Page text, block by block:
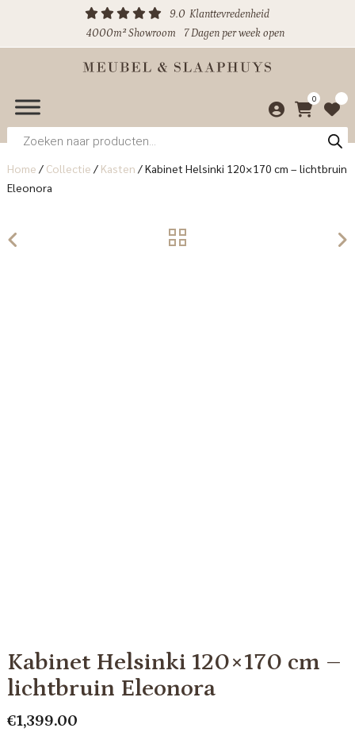
9.0 Klanttevredenheid
4000m² Showroom
7 Dagen per week open
0
Producten
zoeken
Home / Collectie / Kasten /Kabinet Helsinki 120×170 cm – lichtbruin
Eleonora
Kabinet Helsinki 120×170 cm –
lichtbruin Eleonora
€1,399.00